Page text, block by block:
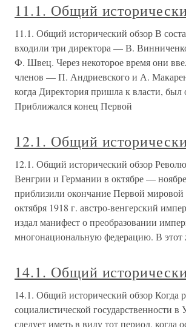
11.1. Общий
11.1. Общий исторический обзор В
входили три директора — В.
Ф. Швец. Через некоторое время они
членов — П. Андриевского и А.
когда Директория пришла к власти,
Приближался конец Первой
12.1. Общий
12.1. Общий исторический обзор
Венгрии и Германии в октябре —
приблизили окончание Первой
октября 1918 г. австро-венгерский
издал манифест о преобразовании
многонациональную федерацию. В этот
14.1. Общий
14.1. Общий исторический обзор Когда
социалистической государственности в
следует иметь в виду тот период, когда